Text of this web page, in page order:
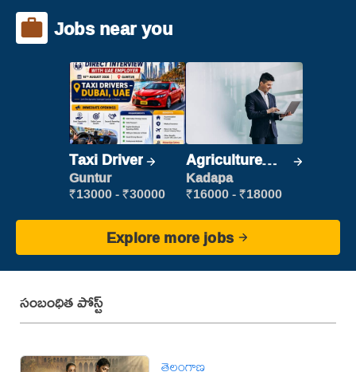
Jobs near you
Taxi Driver
Guntur
₹13000 - ₹30000
Agriculture
Labour
Kadapa
₹16000 - ₹18000
Explore more jobs
సంబంధిత పోస్ట్
తెలంగాణ